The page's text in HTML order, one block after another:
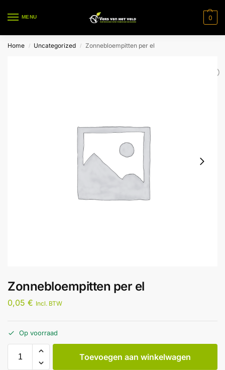
MENU 0
Home / Uncategorized / Zonnebloempitten per el
Zonnebloempitten per el
0,05 € Incl. BTW
Op voorraad
Toevoegen aan winkelwagen